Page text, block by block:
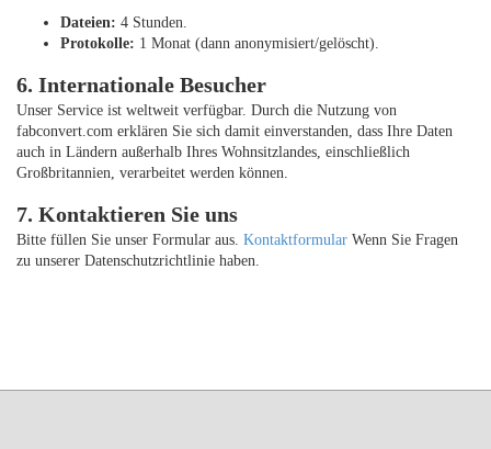
Dateien: 4 Stunden.
Protokolle: 1 Monat (dann anonymisiert/gelöscht).
6. Internationale Besucher
Unser Service ist weltweit verfügbar. Durch die Nutzung von
fabconvert.com erklären Sie sich damit einverstanden, dass Ihre Daten
auch in Ländern außerhalb Ihres Wohnsitzlandes, einschließlich
Großbritannien, verarbeitet werden können.
7. Kontaktieren Sie uns
Bitte füllen Sie unser Formular aus. Kontaktformular Wenn Sie Fragen
zu unserer Datenschutzrichtlinie haben.